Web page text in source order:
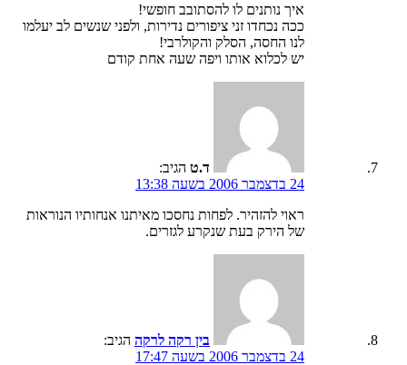
איך נותנים לו להסתובב חופשי!
ככה נכחדו זני ציפורים נדירות, ולפני שנשים לב יעלמו
לנו החסה, הסלק והקולרבי!
יש לכלוא אותו ויפה שעה אחת קודם
ד.ט הגיב:
24 בדצמבר 2006 בשעה 13:38
ראוי להזהיר. לפחות נחסכו מאיתנו אנחותיו הנוראות
של הירק בעת שנקרע לגזרים.
בין רקה לרקה הגיב:
24 בדצמבר 2006 בשעה 17:47